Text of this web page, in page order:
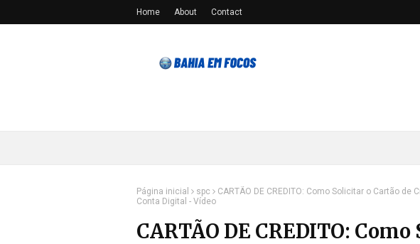
Home About Contact
Página inicial spc
CARTÃO DE CREDITO: Como Solicitar o Cartão
Conta Digital - Vídeo
CARTÃO DE CREDITO: